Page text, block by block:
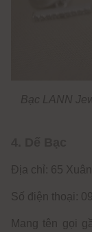
Bạc LANN
Địa chỉ: 65
Số điện thoại:
Mang tên gọi